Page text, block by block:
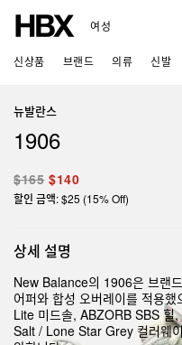
여성
신상품 브랜드 의류 신발
뉴발란스
1906
$165 $140
할인 금액: $25 (15% Off)
상세 설명
New Balance의 1906은 브랜
어퍼와 합성 오버레이를 적용
Lite 미드솔, ABZORB SBS
Salt / Lone Star Grey 컬러웨